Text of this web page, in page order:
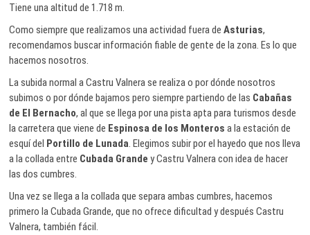
Tiene una altitud de 1.718 m.
Como siempre que realizamos una actividad fuera deAsturias,
recomendamos buscar información fiable de gente de la zona. Es lo que
hacemos nosotros.
La subida normal a Castru Valnera se realiza o por dónde nosotros
subimos o por dónde bajamos pero siempre partiendo de las Cabañas
de El Bernacho, al que se llega por una pista apta para turismos desde
la carretera que viene de Espinosa de los Monteros a la estación de
esquí del Portillo de Lunada. Elegimos subir por el hayedo que nos lleva
a la collada entre Cubada Grande y Castru Valnera con idea de hacer
las dos cumbres.
Una vez se llega a la collada que separa ambas cumbres, hacemos
primero la Cubada Grande, que no ofrece dificultad y después Castru
Valnera, también fácil.